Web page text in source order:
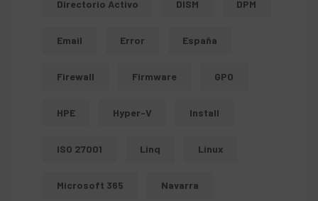
Directorio Activo DISM DPM
Email Error España
Firewall Firmware GPO
HPE Hyper-V Install
ISO 27001 Linq Linux
Microsoft 365 Navarra